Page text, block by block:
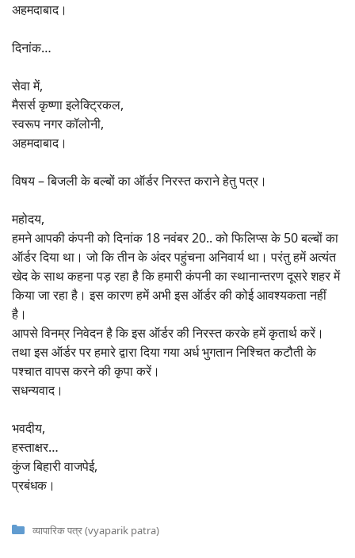
अहमदाबाद।
दिनांक…
सेवा में,
मैसर्स कृष्णा इलेक्ट्रिकल,
स्वरूप नगर कॉलोनी,
अहमदाबाद।
विषय – बिजली के बल्बों का ऑर्डर निरस्त कराने हेतु पत्र।
महोदय,
हमने आपकी कंपनी को दिनांक 18 नवंबर 20.. को फिलिप्स के 50 बल्बों का
ऑर्डर दिया था। जो कि तीन के अंदर पहुंचना अनिवार्य था। परंतु हमें अत्यंत
खेद के साथ कहना पड़ रहा है कि हमारी कंपनी का स्थानान्तरण दूसरे शहर में
किया जा रहा है। इस कारण हमें अभी इस ऑर्डर की कोई आवश्यकता नहीं
है।
आपसे विनम्र निवेदन है कि इस ऑर्डर की निरस्त करके हमें कृतार्थ करें।
तथा इस ऑर्डर पर हमारे द्वारा दिया गया अर्ध भुगतान निश्चित कटौती के
पश्चात वापस करने की कृपा करें।
सधन्यवाद।
भवदीय,
हस्ताक्षर…
कुंज बिहारी वाजपेई,
प्रबंधक।
Categories
व्यापारिक पत्र (vyaparik patra)